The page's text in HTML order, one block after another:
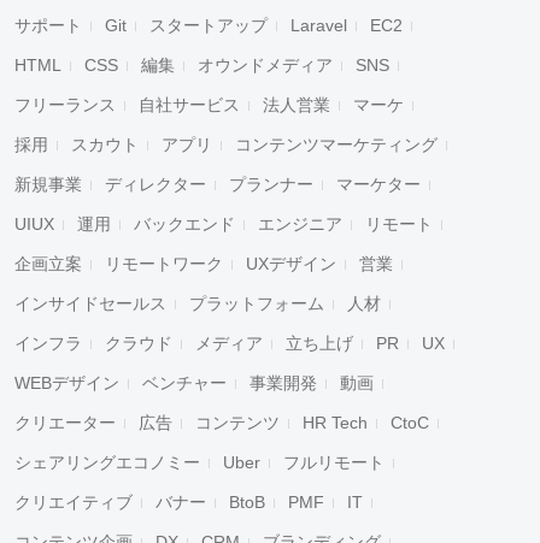
サポート Git スタートアップ Laravel EC2
HTML CSS 編集 オウンドメディア SNS
フリーランス 自社サービス 法人営業 マーケ
採用 スカウト アプリ コンテンツマーケティング
新規事業 ディレクター プランナー マーケター
UIUX 運用 バックエンド エンジニア リモート
企画立案 リモートワーク UXデザイン 営業
インサイドセールス プラットフォーム 人材
インフラ クラウド メディア 立ち上げ PR UX
WEBデザイン ベンチャー 事業開発 動画
クリエーター 広告 コンテンツ HR Tech CtoC
シェアリングエコノミー Uber フルリモート
クリエイティブ バナー BtoB PMF IT